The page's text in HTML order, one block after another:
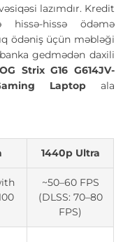
lazımdır. Kredit
hissə ödəmə
ödəniş üçün məbləği
gedmədən daxili
Strix G16 G614JV-
Gaming Laptop ala
1440p Ultra
~50–60 FPS
(DLSS: 70–80
FPS)